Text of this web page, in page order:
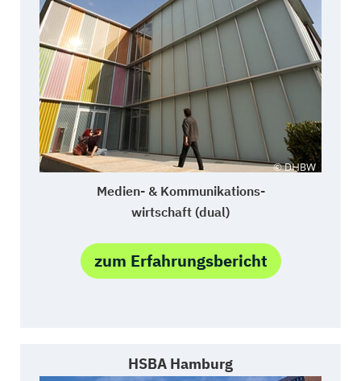
Medien- & Kommunikations-
wirtschaft (dual)
zum Erfahrungsbericht
HSBA Hamburg